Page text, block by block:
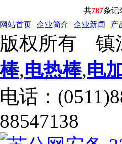
共787条记
网站首页 | 企业简介 | 企业新闻 | 产
版权所有 镇
棒,电热棒,电
电话：
88547138